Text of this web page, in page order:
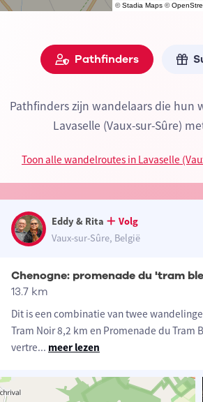
©Stadia Maps ©
Pathfinders
Pathfinders zijn wandelaars die hun
Lavaselle (Vaux-sur-Sûre)
Toon alle wandelroutes in Lavaselle
Eddy & Rita
Volg
Vaux-sur-Sûre, België
Chenogne: promenade du 'tram
13.7 km
Dit is een combinatie van twee
Tram Noir 8,2 km en Promenade du Tram
vertre... meer lezen